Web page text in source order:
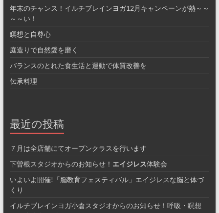
年末のチャンス！イルチブレインヨガ12月キャンペーンが熱～～
～～い！
瞑想と自尊心
庭造りで自然愛を磨く
バランスのとれた食生活と運動で体質改善を
伝承料理
最近の投稿
７月は全店舗にてオープンクラスを行います
下曽根スタジオからのお知らせ！ エイジレス体験会
いよいよ開催!「脳教育フェスティバル」エイジレスな脳と体づ
くり
イルチブレインヨガ小倉スタジオからのお知らせ！呼吸・瞑想